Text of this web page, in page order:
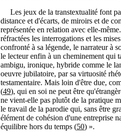
Les jeux de la transtextualité font
distance et d'écarts, de miroirs et de
représentée en relation avec elle-
réfractées les interrogations et les
confronté à sa légende, le narrateur à
le lecteur enfin à un cheminement qui
ambigu, ironique, hybride comme le
oeuvre jubilatoire, par sa virtuosité
testamentaire. Mais loin d'être due,
(49), qui en soi ne peut être
ne vient-elle pas plutôt de la pratique
le travail de la parodie qui, sans être
élément de cohésion d'une entreprise
équilibre hors du temps (50) ».